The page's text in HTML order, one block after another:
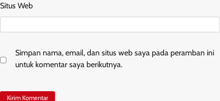
Situs Web
Simpan nama, email, dan situs web saya pada peramban ini
untuk komentar saya berikutnya.